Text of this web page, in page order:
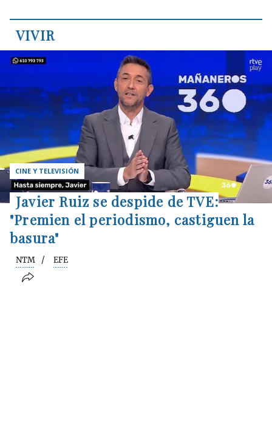
VIVIR
CINE Y TELEVISIÓN
Javier Ruiz se despide de TVE:
"Premien el periodismo, castiguen la
basura"
NTM EFE